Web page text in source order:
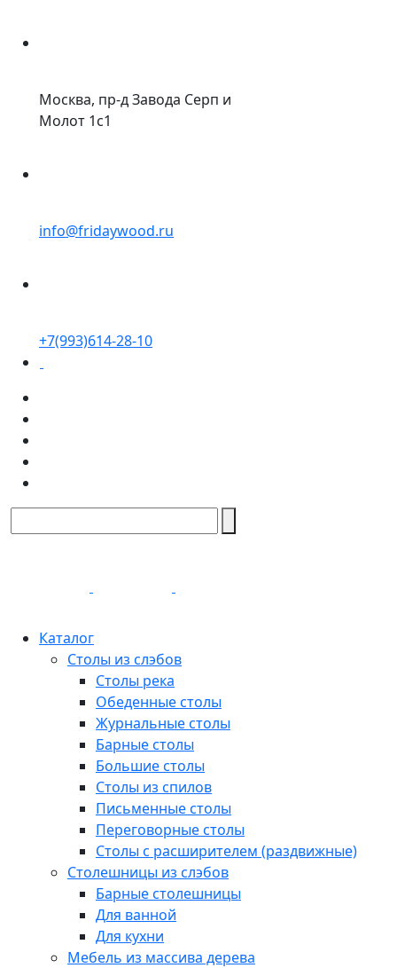
Москва, пр-д Завода Серп и
Молот 1с1
info@fridaywood.ru
+7(993)614-28-10
Каталог
Столы из слэбов
Столы река
Обеденные столы
Журнальные столы
Барные столы
Большие столы
Столы из спилов
Письменные столы
Переговорные столы
Столы с расширителем (раздвижные)
Столешницы из слэбов
Барные столешницы
Для ванной
Для кухни
Мебель из массива дерева